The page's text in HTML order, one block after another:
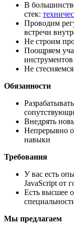
В
стек:
Проводим
встречи
Не строим
Поощряем
инструментов
Не
Обязанности
Внедрять
Непрерывно
навыки
Требования
У вас есть
JavaScript от
Есть высшее
Мы предлагаем